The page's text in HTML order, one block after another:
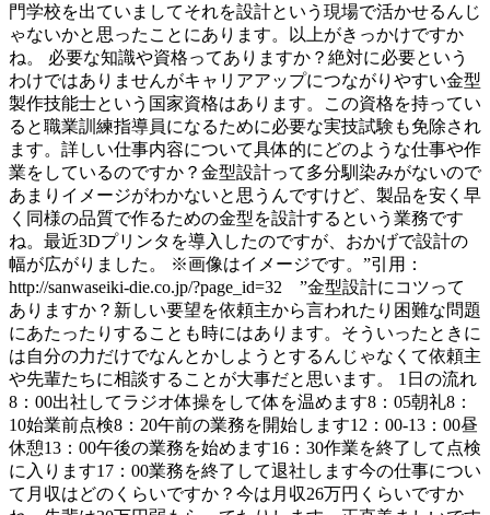
門学校を出ていましてそれを設計という現場で活かせるんじ
ゃないかと思ったことにあります。以上がきっかけですか
ね。 必要な知識や資格ってありますか？絶対に必要という
わけではありませんがキャリアアップにつながりやすい金型
製作技能士という国家資格はあります。この資格を持ってい
ると職業訓練指導員になるために必要な実技試験も免除され
ます。詳しい仕事内容について具体的にどのような仕事や作
業をしているのですか？金型設計って多分馴染みがないので
あまりイメージがわかないと思うんですけど、製品を安く早
く同様の品質で作るための金型を設計するという業務です
ね。最近3Dプリンタを導入したのですが、おかげで設計の
幅が広がりました。 ※画像はイメージです。”引用：
http://sanwaseiki-die.co.jp/?page_id=32 ”金型設計にコツって
ありますか？新しい要望を依頼主から言われたり困難な問題
にあたったりすることも時にはあります。そういったときに
は自分の力だけでなんとかしようとするんじゃなくて依頼主
や先輩たちに相談することが大事だと思います。 1日の流れ
8：00出社してラジオ体操をして体を温めます8：05朝礼8：
10始業前点検8：20午前の業務を開始します12：00-13：00昼
休憩13：00午後の業務を始めます16：30作業を終了して点検
に入ります17：00業務を終了して退社します今の仕事につい
て月収はどのくらいですか？今は月収26万円くらいですか